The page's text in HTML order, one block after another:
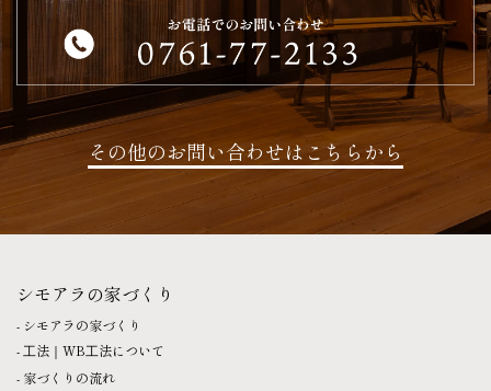
その他のお問い合わせはこちらから
シモアラの家づくり
シモアラの家づくり
⼯法｜WB⼯法について
家づくりの流れ